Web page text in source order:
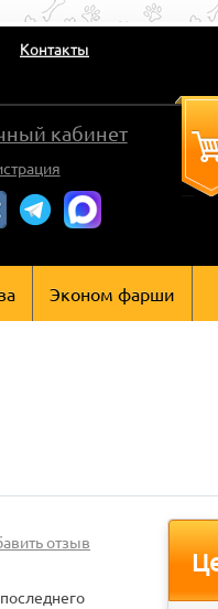
Контакты
кабинет
Эконом фарши
отзыв